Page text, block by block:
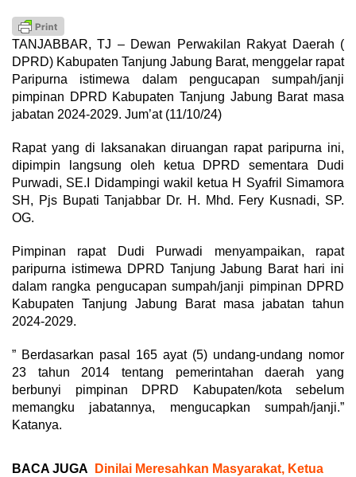
TANJABBAR, TJ – Dewan Perwakilan Rakyat Daerah (
DPRD) Kabupaten Tanjung Jabung Barat, menggelar rapat
Paripurna istimewa dalam pengucapan sumpah/janji
pimpinan DPRD Kabupaten Tanjung Jabung Barat masa
jabatan 2024-2029. Jum’at (11/10/24)
Rapat yang di laksanakan diruangan rapat paripurna ini,
dipimpin langsung oleh ketua DPRD sementara Dudi
Purwadi, SE.I Didampingi wakil ketua H Syafril Simamora
SH, Pjs Bupati Tanjabbar Dr. H. Mhd. Fery Kusnadi, SP.
OG.
Pimpinan rapat Dudi Purwadi menyampaikan, rapat
paripurna istimewa DPRD Tanjung Jabung Barat hari ini
dalam rangka pengucapan sumpah/janji pimpinan DPRD
Kabupaten Tanjung Jabung Barat masa jabatan tahun
2024-2029.
” Berdasarkan pasal 165 ayat (5) undang-undang nomor
23 tahun 2014 tentang pemerintahan daerah yang
berbunyi pimpinan DPRD Kabupaten/kota sebelum
memangku jabatannya, mengucapkan sumpah/janji.”
Katanya.
BACA JUGA
Dinilai Meresahkan Masyarakat, Ketua